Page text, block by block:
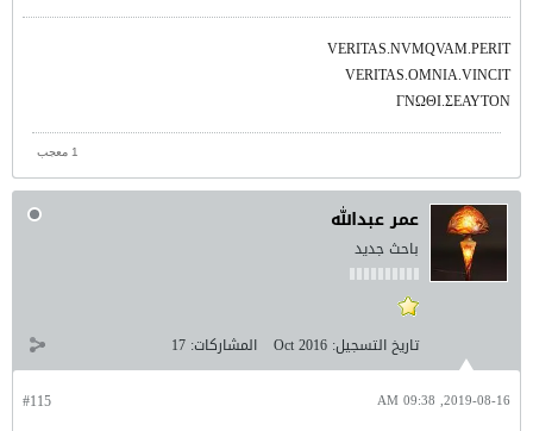
VERITAS.NVMQVAM.PERIT
VERITAS.OMNIA.VINCIT
ΓΝΩΘΙ.ΣΕΑΥΤΟΝ
1 معجب
عمر عبدالله
باحث جديد
تاريخ التسجيل: Oct 2016 المشاركات: 17
#115 2019-08-16, 09:38 AM